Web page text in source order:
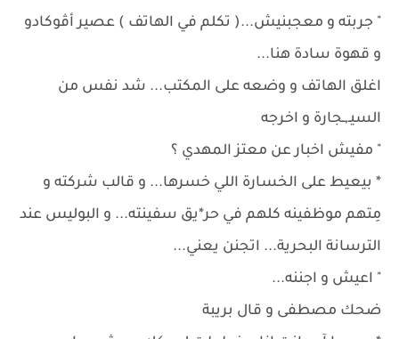
" جربته و معجبنيش...( تكلم في الهاتف ) عصير أڤوكادو
و قهوة سادة هنا...
اغلق الهاتف و وضعه على المكتب... شد نفس من
السيـ,ـجارة و اخرجه
" مفيش اخبار عن معتز المهدي ؟
* بيعيط على الخسارة اللي خسرها... و قالب شركته و
مِتهم موظفينه كلهم في حر*يق سفينته... و البوليس عند
الترسانة البحرية... اتجنن يعني...
" اعيش و اجننه...
ضحك مصطفى و قال بريبة